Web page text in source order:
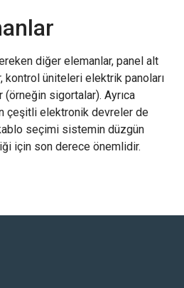
diğer elemanlar, panel alt
kontrol üniteleri elektrik panoları
(örneğin sigortalar). Ayrıca
çeşitli elektronik devreler de
seçimi sistemin düzgün
için son derece önemlidir.